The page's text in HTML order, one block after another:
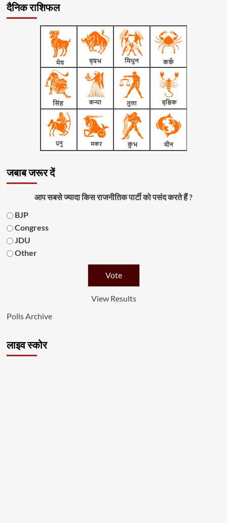
दैनिक राशिफल
जबाब जरूर दें
आप सबसे ज्यादा किस राजनीतिक पार्टी को पसंद करते हैं ?
BJP
Congress
JDU
Other
View Results
Polls Archive
लाइव स्कोर